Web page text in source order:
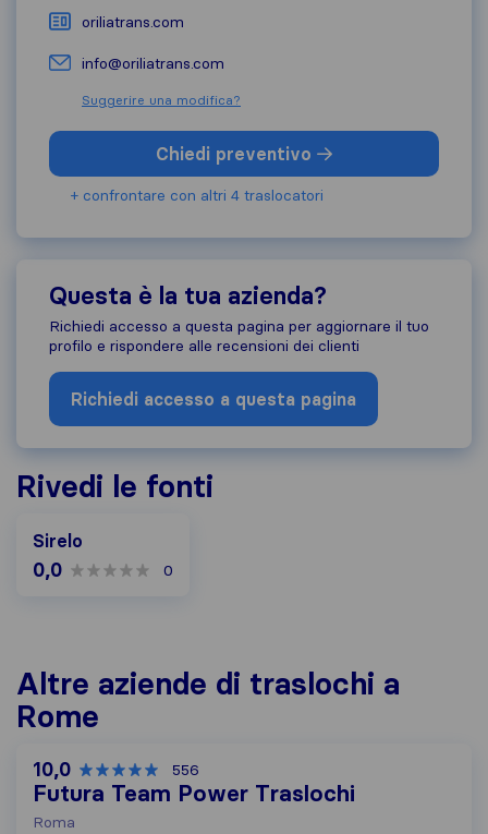
oriliatrans.com
info@oriliatrans.com
Suggerire una modifica?
Chiedi preventivo
+ confrontare con altri 4 traslocatori
Questa è la tua azienda?
Richiedi accesso a questa pagina per aggiornare il tuo
profilo e rispondere alle recensioni dei clienti
Richiedi accesso a questa pagina
Rivedi le fonti
Sirelo
0,0 0
Altre aziende di traslochi a
Rome
10,0 556
Futura Team Power Traslochi
Roma